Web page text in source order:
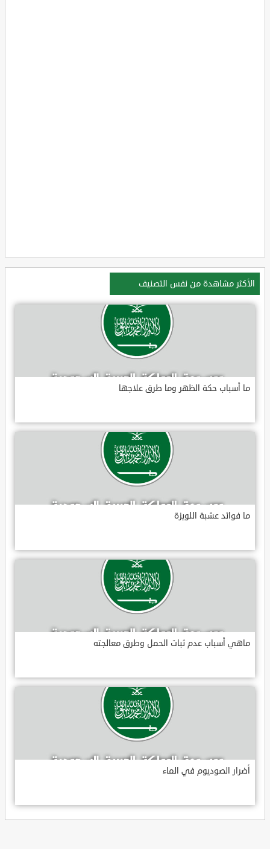
الأكثر مشاهدة من نفس التصنيف
ما أسباب حكة الظهر وما طرق علاجها
ما فوائد عشبة اللويزة
ماهي أسباب عدم ثبات الحمل وطرق معالجته
أضرار الصوديوم في الماء